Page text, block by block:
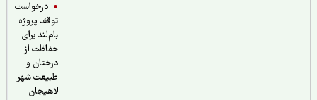
درخواست
توقف پروژه
بام‌لند برای
حفاظت از
درختان و
طبیعت شهر
لاهیجان